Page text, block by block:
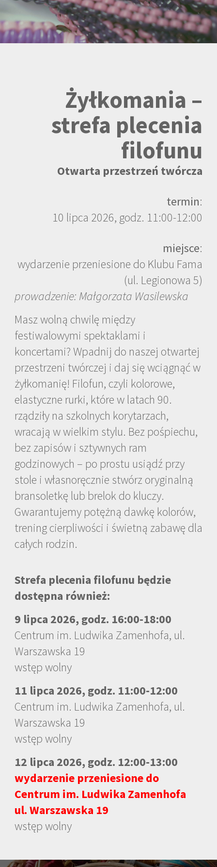
filofunu
-
Żyłkomania –
strefa plecenia
filofunu
Otwarta przestrzeń twórcza
termin:
10 lipca 2026, godz. 11:00-12:00
miejsce:
wydarzenie przeniesione do Klubu Fama
(ul. Legionowa 5)
prowadzenie: Małgorzata Wasilewska
Masz wolną chwilę między
festiwalowymi spektaklami i
koncertami? Wpadnij do naszej otwartej
przestrzeni twórczej i daj się wciągnąć w
żyłkomanię! Filofun, czyli kolorowe,
elastyczne rurki, które w latach 90.
rządziły na szkolnych korytarzach,
wracają w wielkim stylu. Bez pośpiechu,
bez zapisów i sztywnych ram
godzinowych – po prostu usiądź przy
stole i własnoręcznie stwórz oryginalną
bransoletkę lub brelok do kluczy.
Gwarantujemy potężną dawkę kolorów,
trening cierpliwości i świetną zabawę dla
całych rodzin.
Strefa plecenia filofunu będzie
dostępna również:
9 lipca 2026, godz. 16:00-18:00
Centrum im. Ludwika Zamenhofa, ul.
Warszawska 19
wstęp wolny
11 lipca 2026, godz. 11:00-12:00
Centrum im. Ludwika Zamenhofa, ul.
Warszawska 19
wstęp wolny
12 lipca 2026, godz. 12:00-13:00
wydarzenie przeniesione do
Centrum im. Ludwika Zamenhofa
ul. Warszawska 19
wstęp wolny